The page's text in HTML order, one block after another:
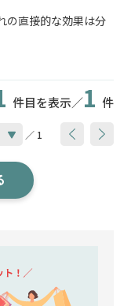
の直接的な効果は分
件目を表示／1 件
／ 1